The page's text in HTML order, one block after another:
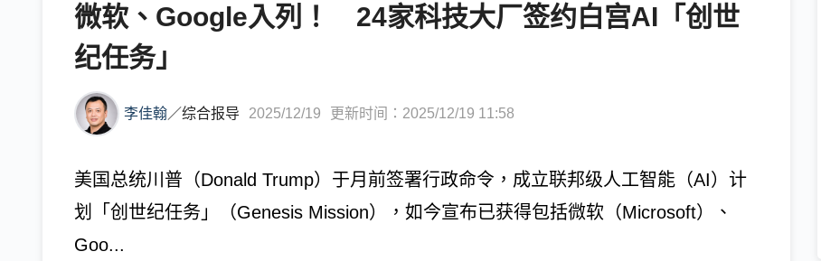
微软、Google入列！ 24家科技大厂签约白宫AI「创世
纪任务」
李佳翰／综合报导 2025/12/19 更新时间：2025/12/19 11:58
美国总统川普（Donald Trump）于月前签署行政命令，成立联邦级人工智能（AI）计
划「创世纪任务」（Genesis Mission），如今宣布已获得包括微软（Microsoft）、
Goo...